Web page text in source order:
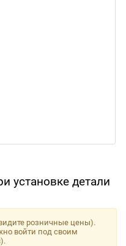
установке детали
розничные цены).
войти под своим